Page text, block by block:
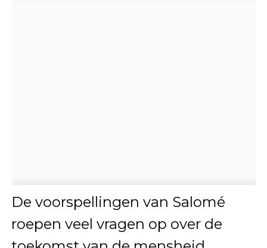
De voorspellingen van Salomé
roepen veel vragen op over de